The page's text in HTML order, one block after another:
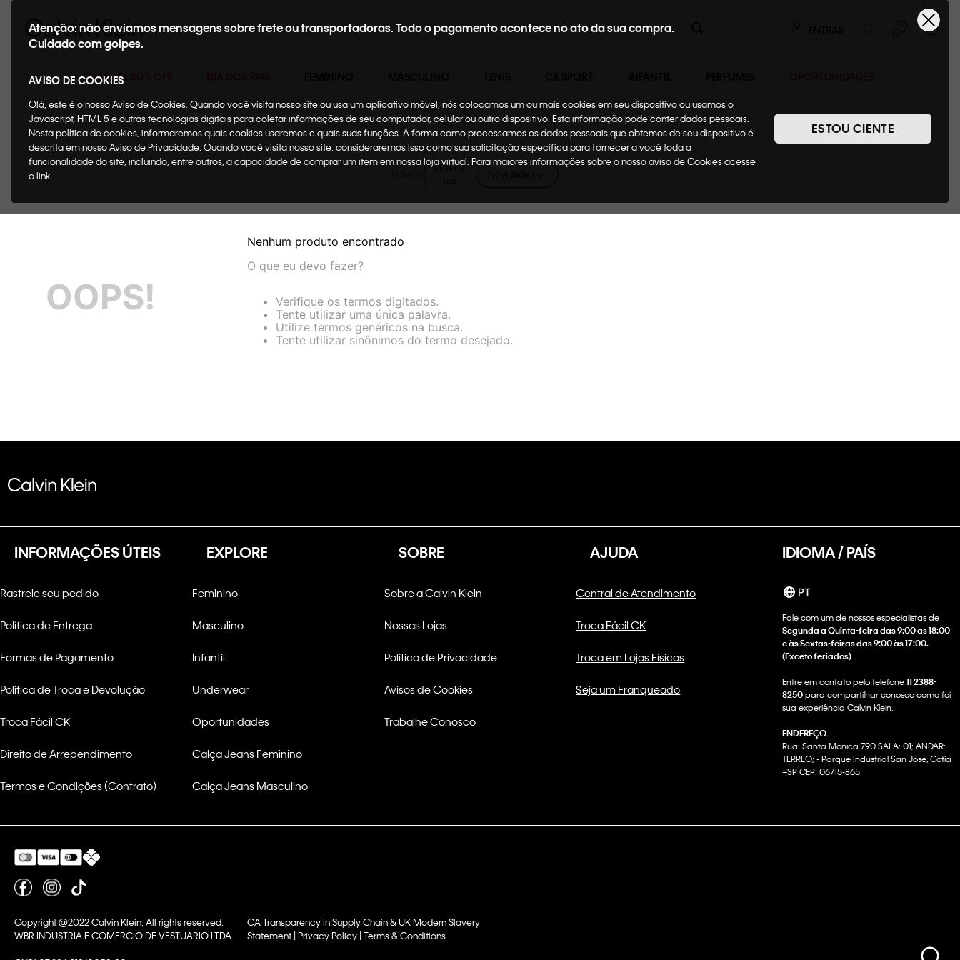
Buscar
SALE ATÉ 50% OFF
Atenção: não enviamos mensagens sobre frete ou transportadoras. Todo o pagamento acontece no ato da sua compra.
Cuidado com golpes.
AVISO DE COOKIES
Olá, este é o nosso Aviso de Cookies. Quando você visita nosso site ou usa um aplicativo móvel, nós colocamos um ou mais cookies em seu dispositivo ou usamos o
Javascript, HTML 5 e outras tecnologias digitais para coletar informações de seu computador, celular ou outro dispositivo. Esta informação pode conter dados pessoais.
Nesta política de cookies, informaremos quais cookies usaremos e quais suas funções. A forma como processamos os dados pessoais que obtemos de seu dispositivo é
descrita em nosso Aviso de Privacidade. Quando você visita nosso site, consideraremos isso como sua solicitação específica para fornecer a você toda a
funcionalidade do site, incluindo, entre outros, a capacidade de comprar um item em nossa loja virtual. Para maiores informações sobre o nosso aviso de Cookies acesse
o link.
ESTOU CIENTE
Ordenar
OOPS!
Nenhum produto encontrado
O que eu devo fazer?
Verifique os termos digitados.
Tente utilizar uma única palavra.
Utilize termos genéricos na busca.
Tente utilizar sinônimos do termo desejado.
INFORMAÇÕES ÚTEIS
Rastreie seu pedido
Política de Entrega
Formas de Pagamento
Politica de Troca e Devolução
Troca Fácil CK
Direito de Arrependimento
Termos e Condições (Contrato)
EXPLORE
Feminino
Masculino
Infantil
Underwear
Oportunidades
Calça Jeans Feminino
Calça Jeans Masculino
SOBRE
Sobre a Calvin Klein
Nossas Lojas
Política de Privacidade
Avisos de Cookies
Trabalhe Conosco
AJUDA
Central de Atendimento
Troca Fácil CK
Troca em Lojas Físicas
Seja um Franqueado
IDIOMA / PAÍS
PT
Fale com um de nossos especialistas de
Segunda a Quinta-feira das 9:00 as 18:00
e às Sextas-feiras das 9:00 às 17:00.
(Exceto feriados)
Entre em contato pelo telefone11 2388-
8250para compartilhar conosco como foi
sua experiência Calvin Klein.
ENDEREÇO
Rua: Santa Monica 790 SALA: 01; ANDAR:
TÉRREO; - Parque Industrial San José, Cotia
–SP CEP: 06715-865
Copyright @2022 Calvin Klein. All rights reserved.
WBR INDUSTRIA E COMERCIO DE VESTUARIO LTDA.
CA Transparency In Supply Chain & UK Modern Slavery
Statement | Privacy Policy | Terms & Conditions